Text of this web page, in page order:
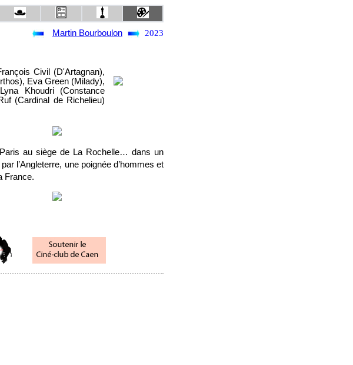
Martin Bourboulon 2023
Civil (D'Artagnan),
Eva Green (Milady),
Khoudri (Constance
(Cardinal de Richelieu)
au siège de La Rochelle… dans un
l’Angleterre, une poignée d’hommes et
France.